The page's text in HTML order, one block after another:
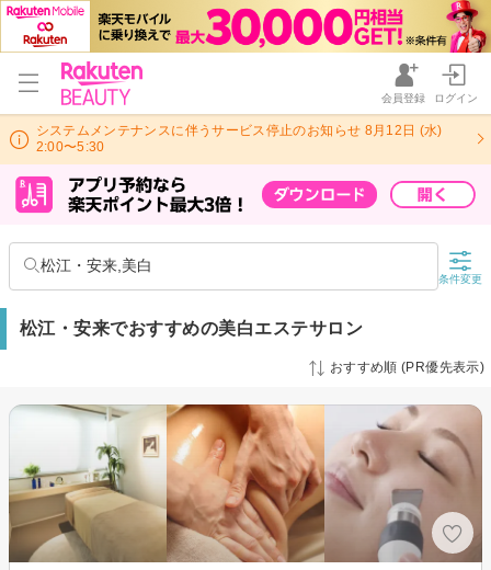
会員登録 ログイン
システムメンテナンスに伴うサービス停止のお知らせ 8月12日 (水)
2:00〜5:30
松江・安来,美白
条件変更
松江・安来でおすすめの美白エステサロン
おすすめ順 (PR優先表示)